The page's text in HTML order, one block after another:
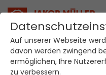
Ihre
Auf unserer Webseite
davon werden zwingend
ermöglichen, Ihre
zu verbessern.